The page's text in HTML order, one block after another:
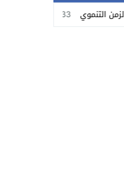
20:33 بدعوة من الجمعية